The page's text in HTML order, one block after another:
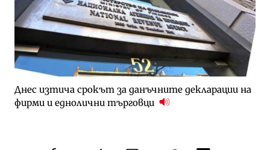
Днес изтича срокът за данъчните декларации на
фирми и еднолични търговци